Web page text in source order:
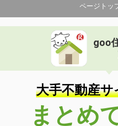
ページトッ
goo
大手不動産サ
まとめ